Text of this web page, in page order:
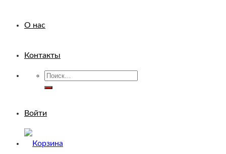
О нас
Контакты
Искать:
Войти